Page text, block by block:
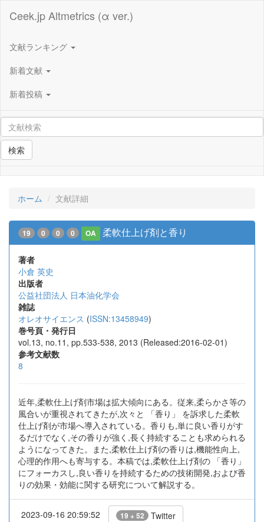
Ceek.jp Altmetrics (α ver.)
文献ランキング
新着文献
新着投稿
検索
ホーム 文献詳細
19 0 0 0 OA 柔軟仕上げ剤と香り
著者
小倉 英史
出版者
公益社団法人 日本油化学会
雑誌
オレオサイエンス (ISSN:13458949)
巻号頁・発行日
vol.13, no.11, pp.533-538, 2013 (Released:2016-02-01)
参考文献数
8
近年,柔軟仕上げ剤市場は拡大傾向にある。従来,柔らかさ等の
風合いが重視されてきたが,次々と 「香り」 を訴求した柔軟
仕上げ剤が市場へ導入されている。香りも,単に良い香りがす
るだけでなく,その香りが強く,長く持続することも求められる
ようになってきた。また,柔軟仕上げ剤の香りは,機能性向上,
心理的作用へも寄与する。本稿では,柔軟仕上げ剤の 「香り」
にフォーカスし,良い香りを持続するための技術開発,および香
りの効果・効能に関する研究について解説する。
2023-09-16 20:59:52 19 + 52 Twitter